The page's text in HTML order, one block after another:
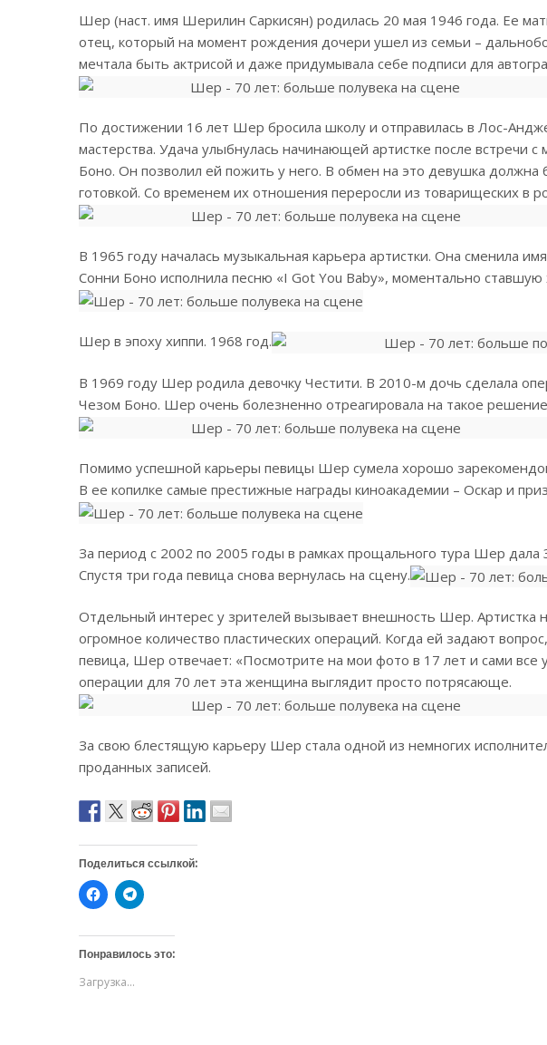
Шер (наст. имя Шерилин Саркисян) родилась 20 мая 1946 года. Ее
отец, который на момент рождения дочери ушел из семьи –
мечтала быть актрисой и даже придумывала себе подписи для
По достижении 16 лет Шер бросила школу и отправилась в Лос-
мастерства. Удача улыбнулась начинающей артистке после встречи
Боно. Он позволил ей пожить у него. В обмен на это девушка должна
готовкой. Со временем их отношения переросли из товарищеских в
В 1965 году началась музыкальная карьера артистки. Она сменила
Сонни Боно исполнила песню «I Got You Baby», моментально ставшую
Шер в эпоху хиппи. 1968 год.
В 1969 году Шер родила девочку Честити. В 2010-м дочь сделала
Чезом Боно. Шер очень болезненно отреагировала на такое
Помимо успешной карьеры певицы Шер сумела хорошо
В ее копилке самые престижные награды киноакадемии – Оскар и
За период с 2002 по 2005 годы в рамках прощального тура Шер дала
Спустя три года певица снова вернулась на сцену.
Отдельный интерес у зрителей вызывает внешность Шер. Артистка
огромное количество пластических операций. Когда ей задают
певица, Шер отвечает: «Посмотрите на мои фото в 17 лет и сами все
операции для 70 лет эта женщина выглядит просто потрясающе.
За свою блестящую карьеру Шер стала одной из немногих
проданных записей.
Поделиться ссылкой:
Н
а
и
т
е
ч
Н
а
и
т
е
Понравилось это:
Загрузка...